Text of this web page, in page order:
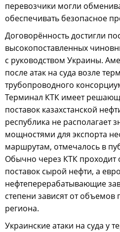
перевозчики могли
обеспечивать безопасное
Договорённость достигли
высокопоставленных
с руководством Украины.
после атак на суда возле
трубопроводного
Терминал КТК имеет
поставок казахстанской
республика не располагает
мощностями для экспорта
маршрутам, отмечалось в
Обычно через КТК проходит
поставок сырой нефти, а
нефтеперерабатывающие
степени зависят от объемов
региона.
Украинские атаки на суда у